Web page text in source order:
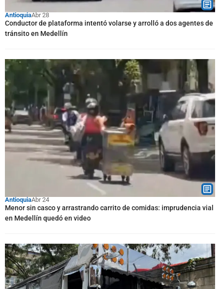
AntioquiaAbr 28
Conductor de plataforma intentó volarse y arrolló a dos agentes de
tránsito en Medellín
AntioquiaAbr 24
Menor sin casco y arrastrando carrito de comidas: imprudencia vial
en Medellín quedó en video